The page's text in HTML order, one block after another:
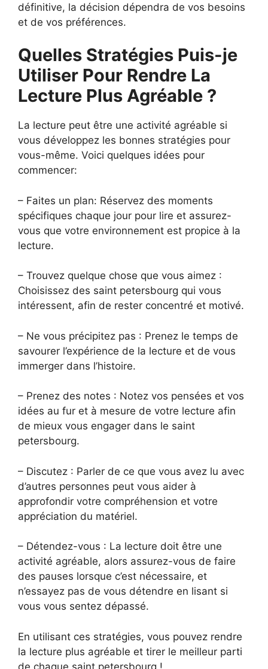
définitive, la décision dépendra de vos besoins
et de vos préférences.
Quelles Stratégies Puis-je
Utiliser Pour Rendre La
Lecture Plus Agréable ?
La lecture peut être une activité agréable si
vous développez les bonnes stratégies pour
vous-même. Voici quelques idées pour
commencer:
– Faites un plan: Réservez des moments
spécifiques chaque jour pour lire et assurez-
vous que votre environnement est propice à la
lecture.
– Trouvez quelque chose que vous aimez :
Choisissez des saint petersbourg qui vous
intéressent, afin de rester concentré et motivé.
– Ne vous précipitez pas : Prenez le temps de
savourer l’expérience de la lecture et de vous
immerger dans l’histoire.
– Prenez des notes : Notez vos pensées et vos
idées au fur et à mesure de votre lecture afin
de mieux vous engager dans le saint
petersbourg.
– Discutez : Parler de ce que vous avez lu avec
d’autres personnes peut vous aider à
approfondir votre compréhension et votre
appréciation du matériel.
– Détendez-vous : La lecture doit être une
activité agréable, alors assurez-vous de faire
des pauses lorsque c’est nécessaire, et
n’essayez pas de vous détendre en lisant si
vous vous sentez dépassé.
En utilisant ces stratégies, vous pouvez rendre
la lecture plus agréable et tirer le meilleur parti
de chaque saint petersbourg !